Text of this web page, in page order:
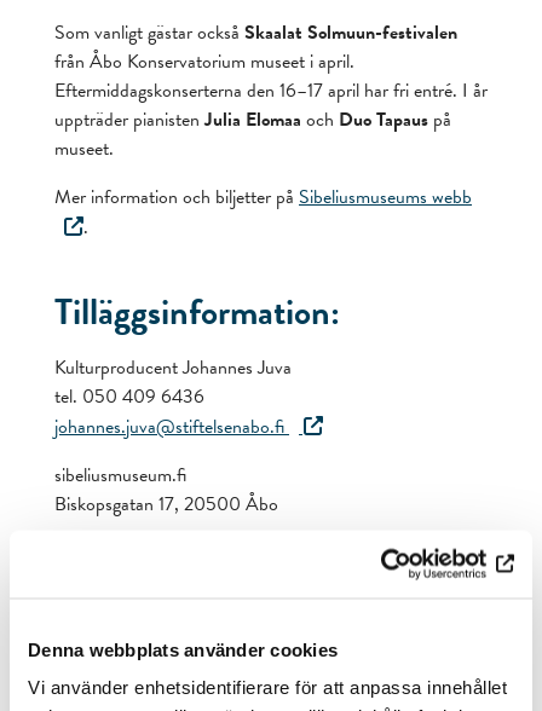
Denna webbplats använder cookies
Vi använder enhetsidentifierare för att anpassa innehållet
Som vanligt gästar också Skaalat Solmuun-festivalen
från Åbo Konservatorium museet i april.
Eftermiddagskonserterna den 16–17 april har fri entré. I år
uppträder pianistenJulia Elomaa och Duo Tapaus på
museet.
Mer information och biljetter på Sibeliusmuseums webb
.
Tilläggsinformation:
Kulturproducent Johannes Juva
tel. 050 409 6436
johannes.juva@stiftelsenabo.fi
sibeliusmuseum.fi
Biskopsgatan 17, 20500 Åbo
Sibeliusmuseum
beställningen) för biljetter köpta via dem.